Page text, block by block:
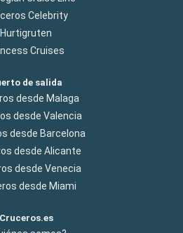
Celebrity
Hurtigruten
Cruises
de salida
desde Malaga
desde Valencia
desde Barcelona
desde Alicante
desde Venecia
desde Miami
Cruceros.es